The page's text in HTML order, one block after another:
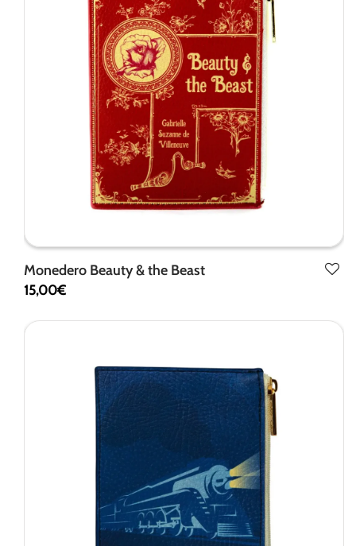
Monedero Beauty & the Beast
15,00€
funcionalidad
y estructura
de la web, en
base a cómo
se usa la
web.
Experiencia
Para que
nuestra web
funcione lo
visita. Si
rechaza estas
funcionalidades
Marketing
Al compartir tus
intereses y
comportamiento
mientras visitas
nuestro sitio,
aumentas la
posibilidad de